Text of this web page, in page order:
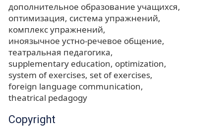
дополнительное образование учащихся
оптимизация система упражнений
комплекс упражнений
иноязычное устно-речевое общение
театральная педагогика
supplementary education optimization
system of exercises set of exercises
foreign language communication
theatrical pedagogy
Copyright